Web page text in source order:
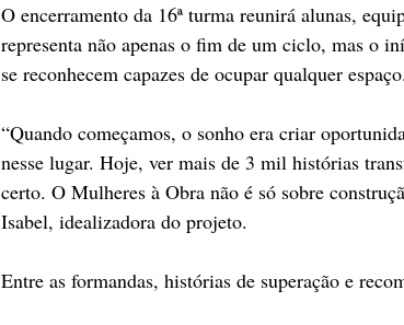
O encerramento da 16ª turma reunirá alunas,
representa não apenas o fim de um ciclo, mas o
se reconhecem capazes de ocupar qualquer espaço.
“Quando começamos, o sonho era criar
nesse lugar. Hoje, ver mais de 3 mil histórias
certo. O Mulheres à Obra não é só sobre
Isabel, idealizadora do projeto.
Entre as formandas, histórias de superação e